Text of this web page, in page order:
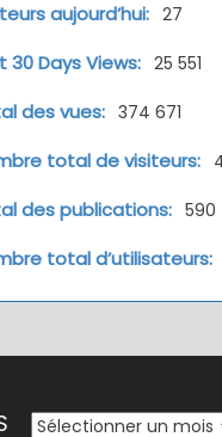
aujourd’hui: 27
30 Days Views: 25 551
des vues: 374 671
total de visiteurs:
des publications: 590
total d’utilisateurs:
ARCHIVES